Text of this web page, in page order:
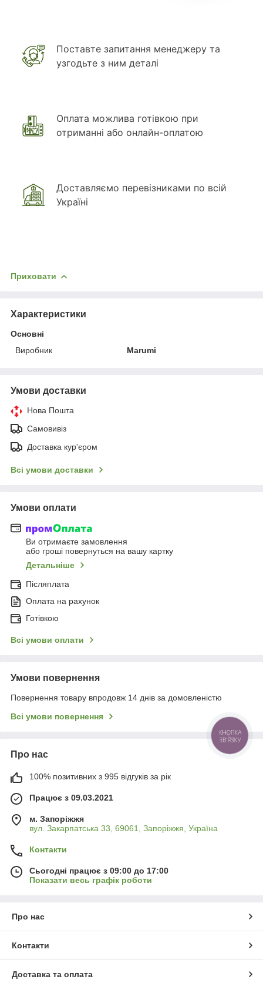
Поставте запитання менеджеру та
узгодьте з ним деталі
Оплата можлива готівкою при
отриманні або онлайн-оплатою
Доставляємо перевізниками по всій
Україні
Приховати
Характеристики
Основні
Виробник
Marumi
Умови доставки
Нова Пошта
Самовивіз
Доставка кур'єром
Всі умови доставки
Умови оплати
Ви отримаєте замовлення
або гроші повернуться на вашу картку
Детальніше
Післяплата
Оплата на рахунок
Готівкою
Всі умови оплати
Умови повернення
Повернення товару впродовж 14 днів за домовленістю
Всі умови повернення
Про нас
100% позитивних з 995 відгуків за рік
Працює з 09.03.2021
м. Запоріжжя
вул. Закарпатська 33, 69061, Запоріжжя, Україна
Контакти
Сьогодні працює з 09:00 до 17:00
Показати весь графік роботи
Про нас
Контакти
Доставка та оплата